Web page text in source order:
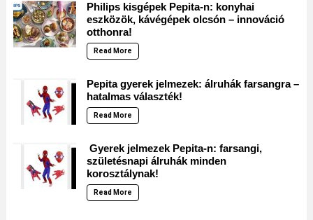
Philips kisgépek Pepita-n: konyhai
eszközök, kávégépek olcsón – innováció
otthonra!
Read More
Pepita gyerek jelmezek: álruhák farsangra –
hatalmas választék!
Read More
Gyerek jelmezek Pepita-n: farsangi,
születésnapi álruhák minden
korosztálynak!
Read More